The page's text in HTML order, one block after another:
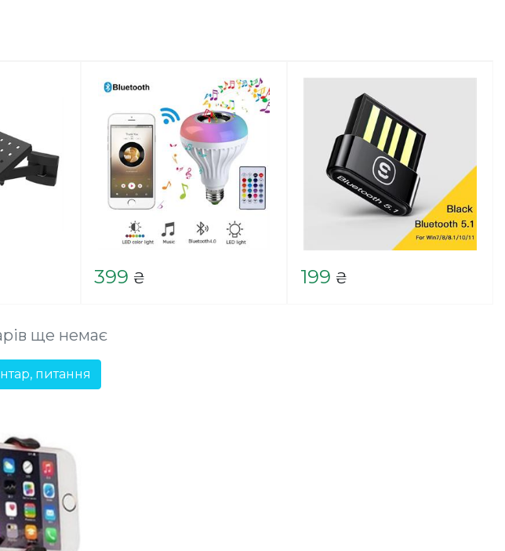
399 ₴ 199 ₴
ще немає
питання